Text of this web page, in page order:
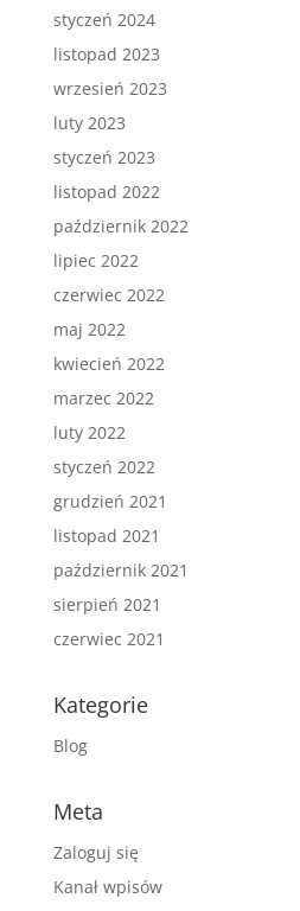
styczeń 2024
listopad 2023
wrzesień 2023
luty 2023
styczeń 2023
listopad 2022
październik 2022
lipiec 2022
czerwiec 2022
maj 2022
kwiecień 2022
marzec 2022
luty 2022
styczeń 2022
grudzień 2021
listopad 2021
październik 2021
sierpień 2021
czerwiec 2021
Kategorie
Blog
Meta
Zaloguj się
Kanał wpisów